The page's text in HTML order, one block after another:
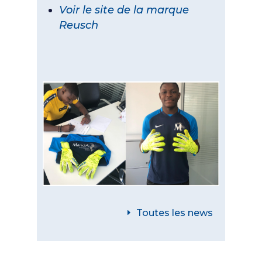
Voir le site de la marque
Reusch
Toutes les news